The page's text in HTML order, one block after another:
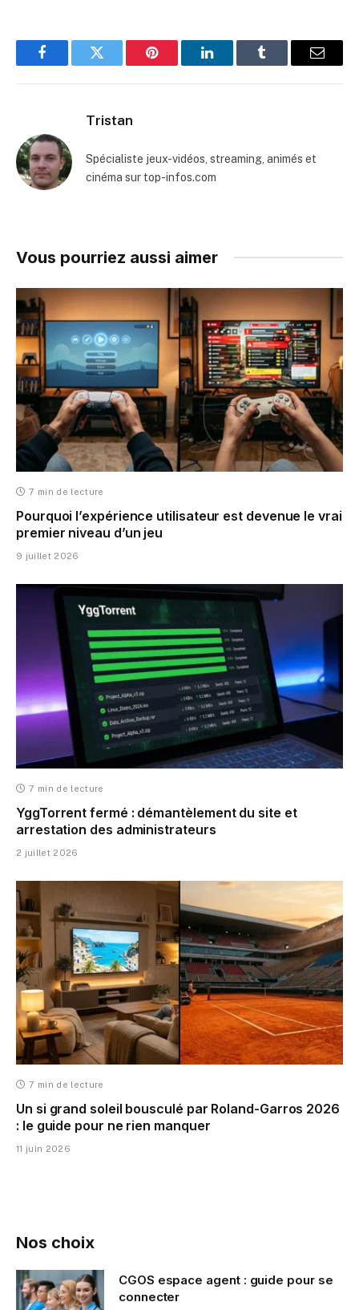
FacebookTwitter Pinterest LinkedInTumblr Email
Tristan
Spécialiste jeux-vidéos, streaming, animés et
cinéma sur top-infos.com
Vous pourriez aussi aimer
7 min de lecture
Pourquoi l’expérience utilisateur est devenue le vrai
premier niveau d’un jeu
9 juillet 2026
7 min de lecture
YggTorrent fermé : démantèlement du site et
arrestation des administrateurs
2 juillet 2026
7 min de lecture
Un si grand soleil bousculé par Roland-Garros 2026
: le guide pour ne rien manquer
11 juin 2026
Nos choix
CGOS espace agent : guide pour se
connecter